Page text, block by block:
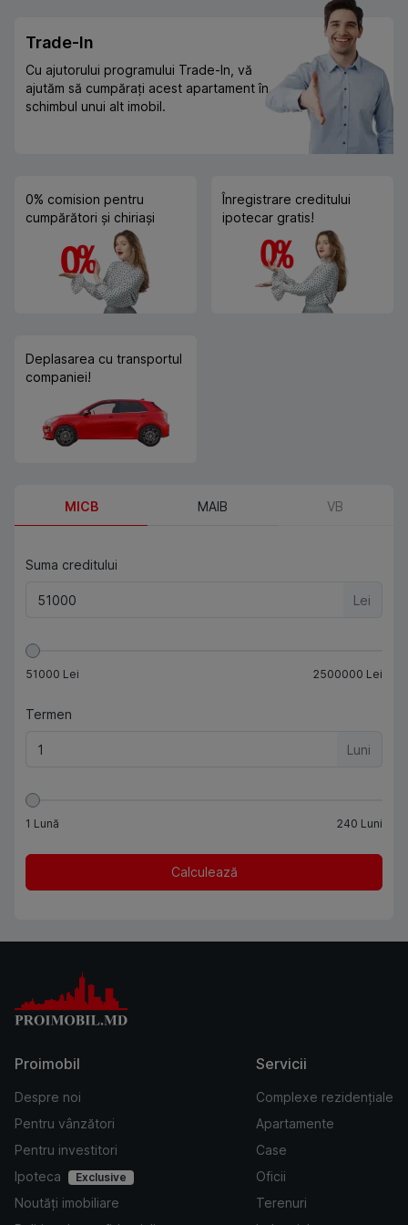
Trade-In
Cu ajutorului programului Trade-In, vă
ajutăm să cumpărați acest apartament în
schimbul unui alt imobil.
0% comision pentru
cumpărători și chiriași
Înregistrare creditului
ipotecar gratis!
Deplasarea cu transportul
companiei!
MICB MAIB VB
Suma creditului
Lei
51000 Lei 2500000 Lei
Termen
Luni
1 Lună 240 Luni
Calculează
Proimobil
Despre noi
Pentru vânzători
Pentru investitori
Ipoteca
Exclusive
Noutăți imobiliare
Servicii
Complexe rezidențiale
Apartamente
Case
Oficii
Terenuri